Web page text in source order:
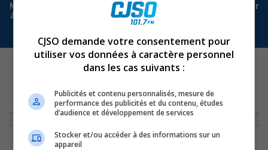
Meta bloque les infos sur Facebook. Pour ne rien manquer
à Sorel-Tracy et la région, abonne-toi à notre infolettre :
DÉPOSÉ CE MATIN LEUR DÉCLARATION DE CANDIDATURE»CORINA
BASTIANI – DÉPÔT BULLETIN –
CJSO demande votre consentement pour
utiliser vos données à caractère personnel
dans les cas suivants :
Publicités et contenu personnalisés, mesure de
performance des publicités et du contenu, études
d’audience et développement de services
Stocker et/ou accéder à des informations sur un
appareil